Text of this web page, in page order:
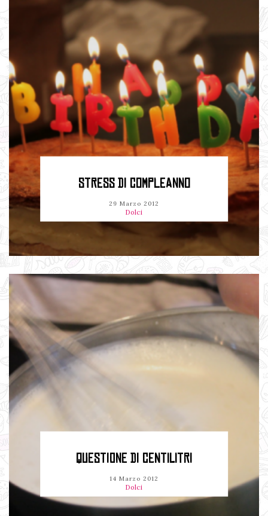
STRESS DI COMPLEANNO
29 Marzo 2012
Dolci
QUESTIONE DI CENTILITRI
14 Marzo 2012
Dolci